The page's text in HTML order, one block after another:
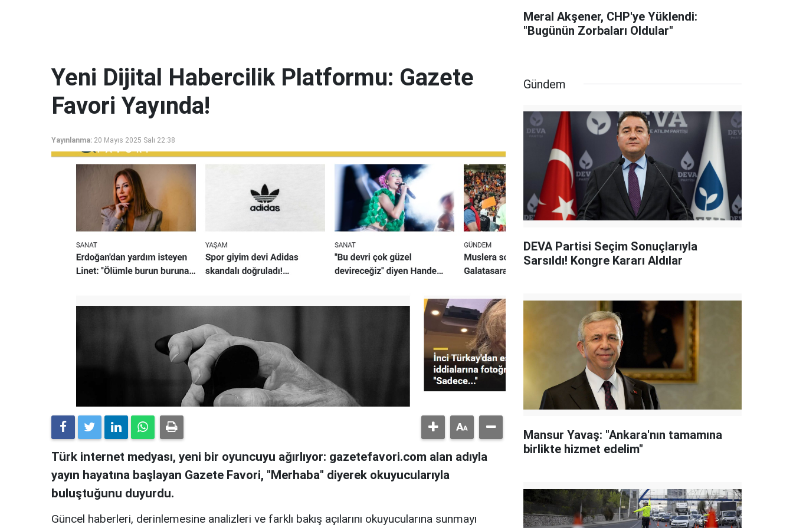
Meral Akşener, CHP'ye Yüklendi:
"Bugünün Zorbaları Oldular"
Yeni Dijital Habercilik Platformu: Gazete
Favori Yayında!
Yayınlanma: 20 Mayıs 2025 Salı 22:38
Türk internet medyası, yeni bir oyuncuyu ağırlıyor: gazetefavori.com alan adıyla
yayın hayatına başlayan Gazete Favori, "Merhaba" diyerek okuyucularıyla
buluştuğunu duyurdu.
Güncel haberleri, derinlemesine analizleri ve farklı bakış açılarını okuyucularına sunmayı
Gündem
DEVA Partisi Seçim Sonuçlarıyla
Sarsıldı! Kongre Kararı Aldılar
Mansur Yavaş: "Ankara'nın tamamına
birlikte hizmet edelim"